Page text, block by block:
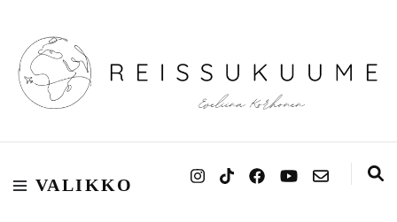
Reissukuume
VALIKKO